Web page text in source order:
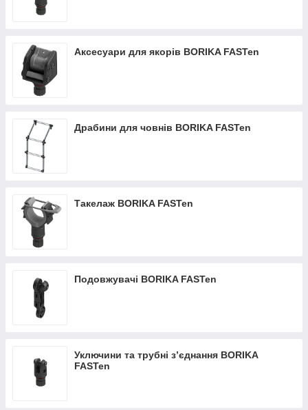
Аксесуари для якорів BORIKA FASTen
Драбини для човнів BORIKA FASTen
Такелаж BORIKA FASTen
Подовжувачі BORIKA FASTen
Уключини та трубні з’єднання BORIKA
FASTen